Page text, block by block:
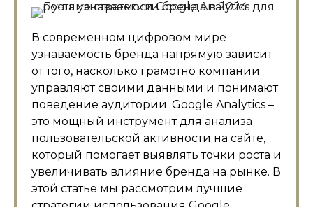
В современном цифровом мире
узнаваемость бренда напрямую зависит
от того, насколько грамотно компании
управляют своими данными и понимают
поведение аудитории. Google Analytics –
это мощный инструмент для анализа
пользовательской активности на сайте,
который помогает выявлять точки роста и
увеличивать влияние бренда на рынке. В
этой статье мы рассмотрим лучшие